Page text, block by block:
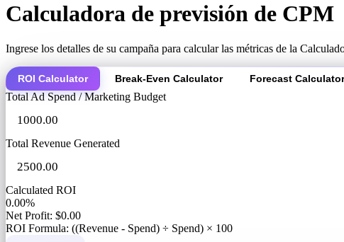
Calculadora de previsión de CPM
Ingrese los detalles de su campaña para calcular las métricas de la
ROI Calculator Break-Even Calculator Forecast Calculator
Total Ad Spend / Marketing Budget
Total Revenue Generated
Calculated ROI
0.00%
Net Profit: $0.00
ROI Formula: ((Revenue - Spend) ÷ Spend) × 100